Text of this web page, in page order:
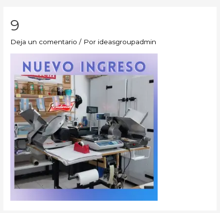
9
Deja un comentario / Por ideasgroupadmin